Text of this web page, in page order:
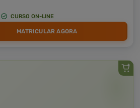
CURSO ON-LINE
MATRICULAR AGORA